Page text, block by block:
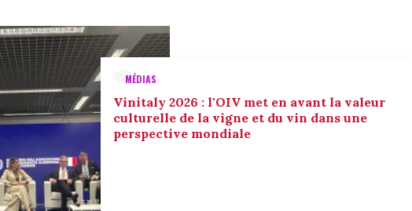
MÉDIAS
Vinitaly 2026 : l'OIV met en avant la valeur
culturelle de la vigne et du vin dans une
perspective mondiale